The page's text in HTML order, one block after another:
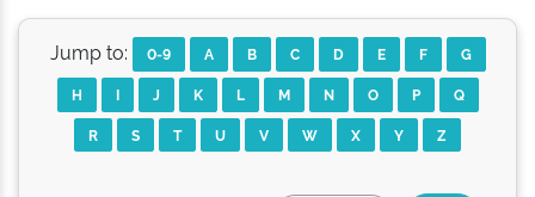
Jump to: 0-9 A B C D E F
G
H
I J K L M N O P
Q
R
S T U V W X Y Z